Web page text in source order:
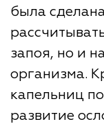
была
запоя, но и
организма.
капельниц
развитие